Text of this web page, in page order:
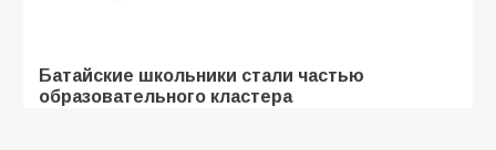
Батайские школьники стали частью
образовательного кластера